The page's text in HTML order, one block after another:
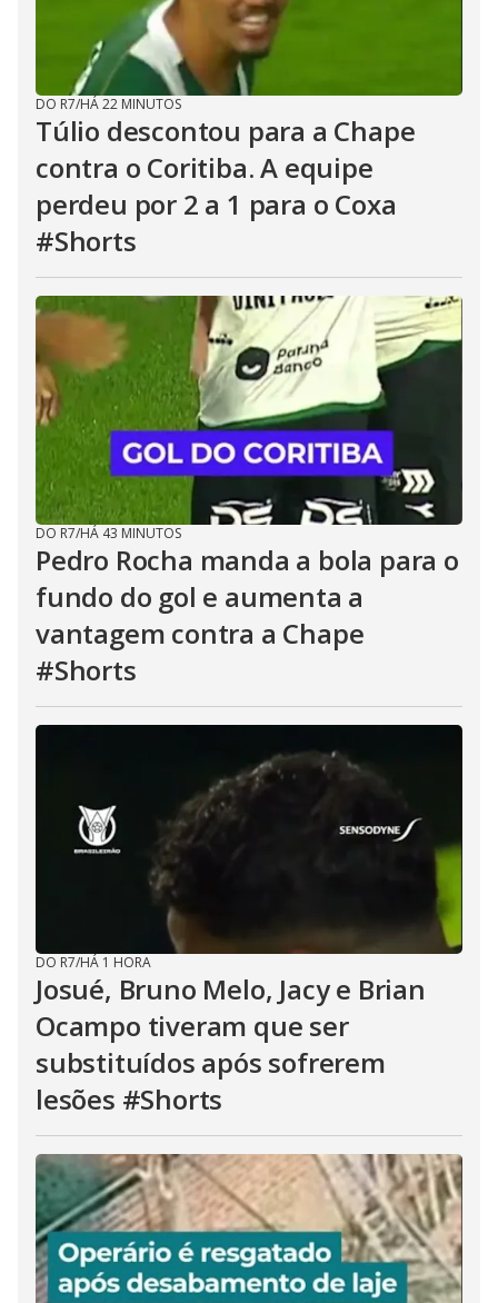
DO R7/HÁ 22 MINUTOS
Túlio descontou para a Chape
contra o Coritiba. A equipe
perdeu por 2 a 1 para o Coxa
#Shorts
DO R7/HÁ 43 MINUTOS
Pedro Rocha manda a bola para o
fundo do gol e aumenta a
vantagem contra a Chape
#Shorts
DO R7/HÁ 1 HORA
Josué, Bruno Melo, Jacy e Brian
Ocampo tiveram que ser
substituídos após sofrerem
lesões #Shorts